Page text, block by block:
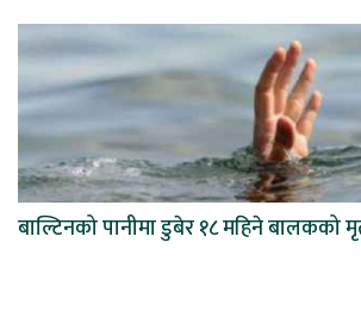
बाल्टिनको पानीमा डुबेर १८ महिने बालकको